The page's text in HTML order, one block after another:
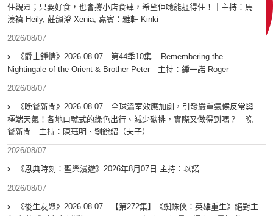
住觀眾；只要好食，也會撐小店食肆，希望佢哋能捱得住！｜主持：馬
溱禧 Heily, 莊韻澄 Xenia, 嘉賓：雅軒 Kinki
2026/08/07
《爵士鍾情》2026-08-07︱第44季10集 – Remembering the
Nightingale of the Orient & Brother Peter︱主持：鍾一諾 Roger
2026/08/07
《晚餐新聞》2026-08-07｜全球溫室效應加劇，引發嚴重氣候反常與
極端天氣！各地口號式的綠色出行、減少碳排，實際又做得到嗎？｜晚
餐新聞｜主持：陳珏明、劉銳紹（夫子）
2026/08/07
《恩典時刻：聖樂漫遊》2026年8月07日 主持：以諾
2026/08/07
《後生友聚》2026-08-07︱【第272集】《蜘蛛俠：英雄重生》絕對主